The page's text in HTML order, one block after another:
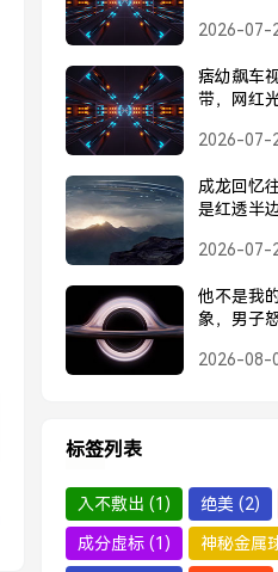
准度令人惊
2026-07-
痞幼飙车
带，网红
环下的安
2026-07-
成龙回忆
是红透半
2026-07-
他不是我
象，男子
离婚
2026-08-
标签列表
入不敷出 (1) 绝美 (2)
成分虚标 (1) 神秘金属